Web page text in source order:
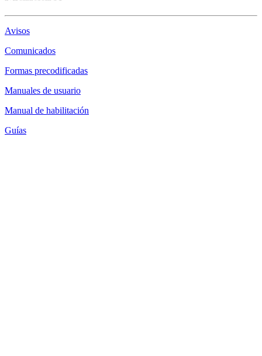
Avisos
Comunicados
Formas precodificadas
Manuales de usuario
Manual de habilitación
Guías